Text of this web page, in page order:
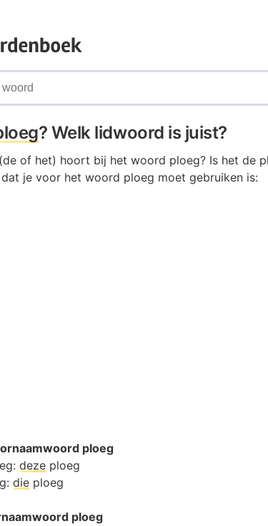
? Welk lidwoord is juist?
of het) hoort bij het woord ploeg? Is het de
je voor het woord ploeg moet gebruiken is:
ploeg
deze ploeg
die ploeg
ploeg